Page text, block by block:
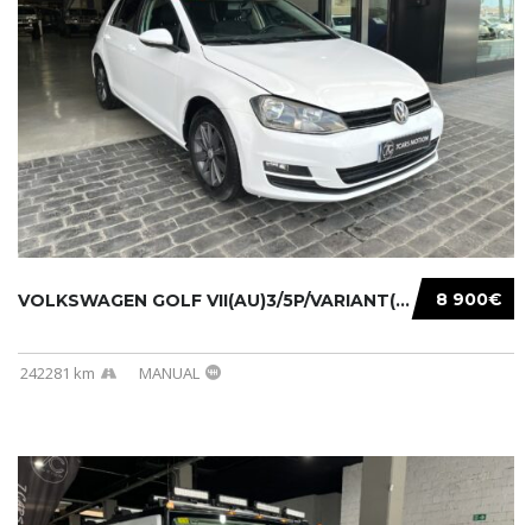
8 900€
VOLKSWAGEN GOLF VII(AU)3/5P/VARIANT(12-16 20...
242281 km MANUAL